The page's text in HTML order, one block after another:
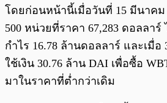
โดยก่อนหน้านี้เมื่อวันที่ 15 มีนาคม
500 หน่วยที่ราคา 67,283 ดอลลาร์
กำไร 16.78 ล้านดอลลาร์ และเมื่อ
ใช้เงิน 30.76 ล้าน DAI เพื่อซื้อ
มาในราคาที่ต่ำกว่าเดิม